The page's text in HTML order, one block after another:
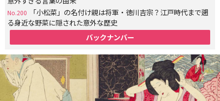
No.200
「小松菜」の名付け親は将軍・徳川吉宗？江戸時代まで遡
る身近な野菜に隠された意外な歴史
バックナンバー